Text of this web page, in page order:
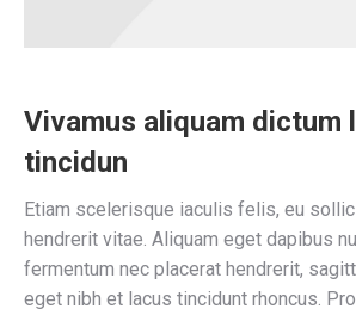
Vivamus aliquam dictum
tincidun
Etiam scelerisque iaculis felis, eu
hendrerit vitae. Aliquam eget dapibus
fermentum nec placerat hendrerit,
eget nibh et lacus tincidunt rhoncus.